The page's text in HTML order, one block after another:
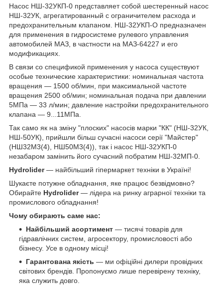
Насос НШ-32УКП-0 представляет собой шестеренный насос
НШ-32УК, агрегатированный с ограничителем расхода и
предохранительным клапаном. НШ-32УКП-О предназначен
для применения в гидросистеме рулевого управления
автомобилей МАЗ, в частности на МАЗ-64227 и его
модификациях.
В связи со спецификой применения у насоса существуют
особые технические характеристики: номинальная частота
вращения ― 1500 об/мин, при максимальной частоте
вращения 2500 об/мин; номинальная подача при давлении
5МПа ― 33 л/мин; давление настройки предохранительного
клапана ― 9...11МПа.
Так само як на зміну "плоских" насосів марки "КК" (НШ-32УК,
НШ-50УК), прийшли більш сучасні насоси серії "Майстер"
(НШ32М3(4), НШ50М3(4)), так і насос НШ-32УКП-0
незабаром замінить його сучасний побратим НШ-32МП-0.
Hydrolider— найбільший гіпермаркет техніки в Україні!
Шукаєте потужне обладнання, яке працює безвідмовно?
Обирайте Hydrolider— лідера на ринку аграрної техніки та
промислового обладнання!
Чому обирають саме нас:
Найбільший асортимент — тисячі товарів для
гідравлічних систем, агросектору, промисловості або
бізнесу. Усе в одному місці!
Гарантована якість — ми офіційні дилери провідних
світових брендів. Пропонуємо лише перевірену техніку,
яка служить довго.